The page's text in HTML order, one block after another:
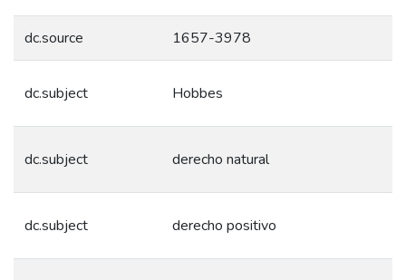
dc.source 1657-3978
dc.subject Hobbes
dc.subject derecho natural
dc.subject derecho positivo